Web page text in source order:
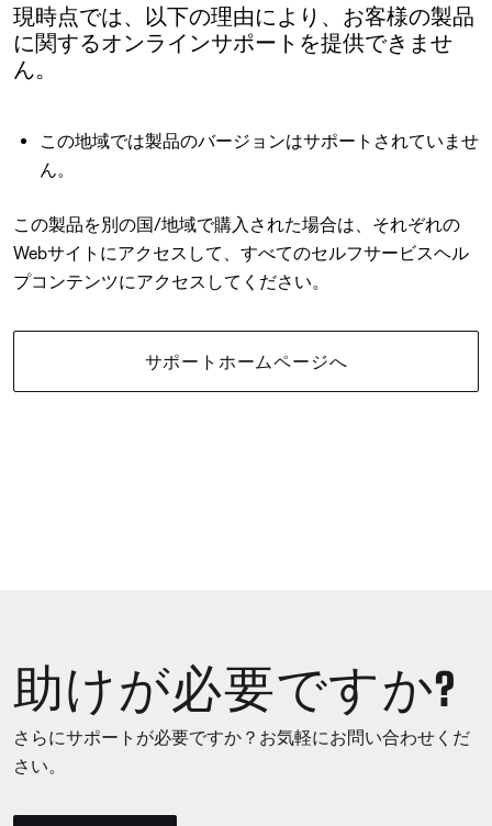
現時点では、以下の理由により、お客様の製品
に関するオンラインサポートを提供できませ
ん。
この地域では製品のバージョンはサポートされていませ
ん。
この製品を別の国/地域で購入された場合は、それぞれの
Webサイトにアクセスして、すべてのセルフサービスヘル
プコンテンツにアクセスしてください。
サポートホームページへ
助けが必要ですか?
さらにサポートが必要ですか？お気軽にお問い合わせくだ
さい。